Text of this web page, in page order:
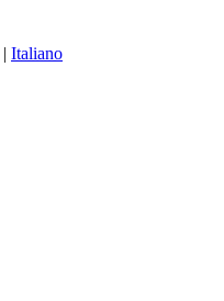
| Italiano